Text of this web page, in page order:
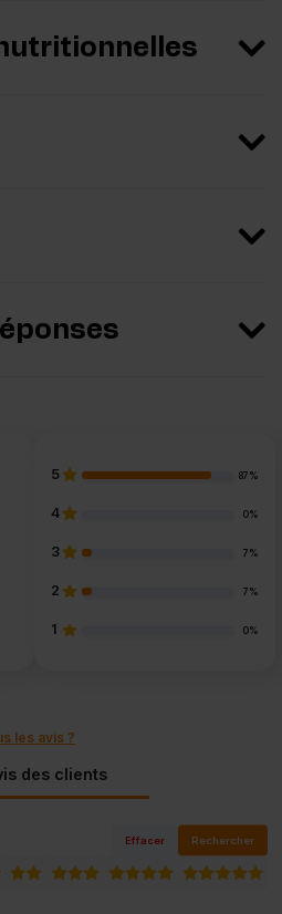
5 87%
4 0%
3 7%
2 7%
1 0%
les avis ?
des clients
Effacer Rechercher